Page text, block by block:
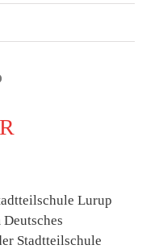
Lurup
Stadtteilschule